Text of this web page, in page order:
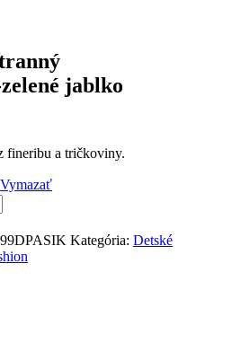
jablko
fineribu a tričkoviny.
Vymazať
Kategória: Detské